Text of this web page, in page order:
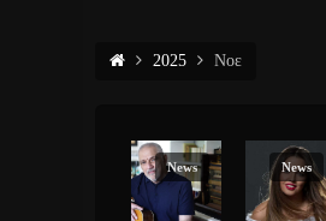
2025 Νοε
News News